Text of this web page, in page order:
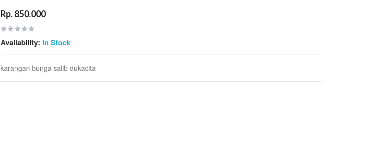
Rp. 850.000
Availability: In Stock
karangan bunga salib dukacita